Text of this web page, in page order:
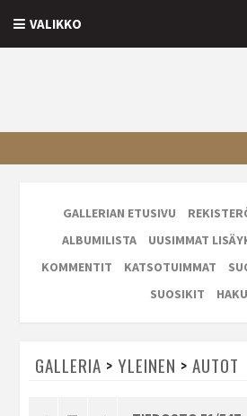
VALIKKO
GALLERIAN ETUSIVU
ALBUMILISTA
UUSIMMAT
KOMMENTIT
KATSOTUIMMAT
SUOSIKIT
HAKU
GALLERIA > YLEINEN > AUTOT